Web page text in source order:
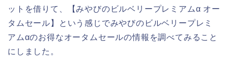
ットを借りて、【みやびのビルベリープレミアムα オー
タムセール】という感じでみやびのビルベリープレミ
アムαのお得なオータムセールの情報を調べてみること
にしました。